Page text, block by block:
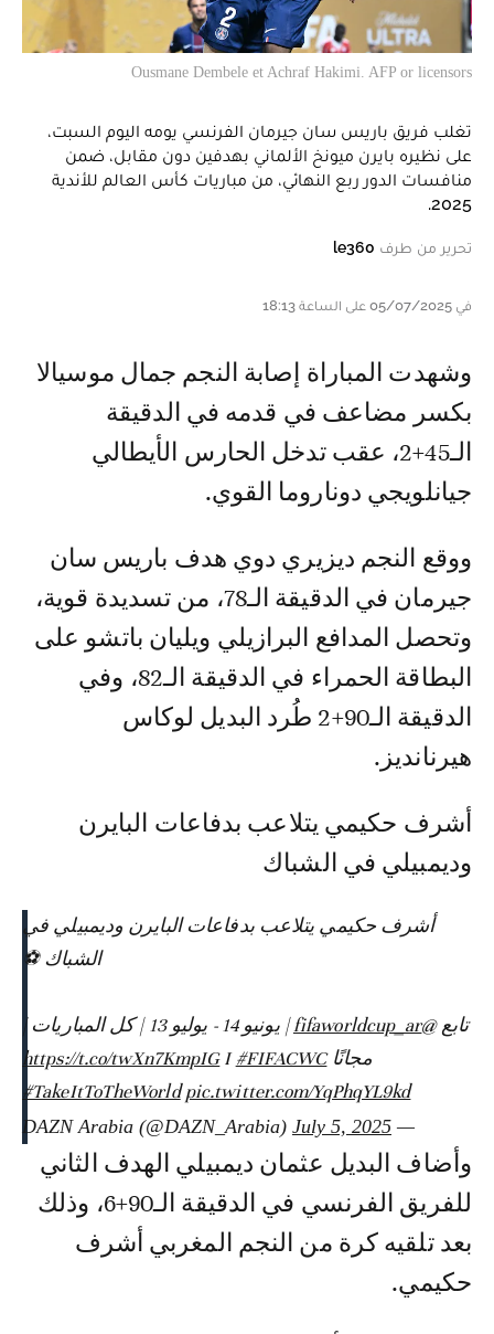
Ousmane Dembele et Achraf Hakimi. AFP or licensors
تغلب فريق باريس سان جيرمان الفرنسي يومه اليوم السبت،
على نظيره بايرن ميونخ الألماني بهدفين دون مقابل، ضمن
منافسات الدور ربع النهائي، من مباريات كأس العالم للأندية
2025.
تحرير من طرف le360
في 05/07/2025 على الساعة 18:13
وشهدت المباراة إصابة النجم جمال موسيالا
بكسر مضاعف في قدمه في الدقيقة
الـ45+2، عقب تدخل الحارس الأيطالي
جيانلويجي دوناروما القوي.
ووقع النجم ديزيري دوي هدف باريس سان
جيرمان في الدقيقة الـ78، من تسديدة قوية،
وتحصل المدافع البرازيلي ويليان باتشو على
البطاقة الحمراء في الدقيقة الـ82، وفي
الدقيقة الـ90+2 طُرد البديل لوكاس
هيرنانديز.
أشرف حكيمي يتلاعب بدفاعات البايرن
وديمبيلي في الشباك
أشرف حكيمي يتلاعب بدفاعات البايرن وديمبيلي في
الشباك ⚽️
تابع@fifaworldcup_ar
| يونيو 14 - يوليو 13 | كل المباريات |
مجانًا
https://t.co/twXn7KmpIGI#FIFACWC
#TakeItToTheWorld pic.twitter.com/YqPhqYL9kd
— DAZN Arabia (@DAZN_Arabia)
July 5, 2025
وأضاف البديل عثمان ديمبيلي الهدف الثاني
للفريق الفرنسي في الدقيقة الـ90+6، وذلك
بعد تلقيه كرة من النجم المغربي أشرف
حكيمي.